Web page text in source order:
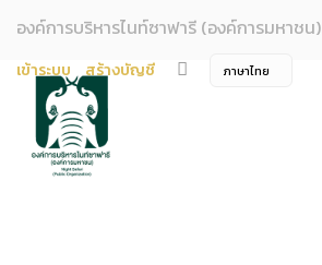
องค์การบริหารไนท์ซาฟารี (องค์การมหาชน)
เข้าระบบ สร้างบัญชี